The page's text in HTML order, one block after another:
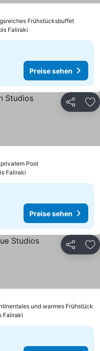
FrühstücksbuffetPreise
Faliraki
Preise sehen
Teilen
Pool
sehen
Faliraki
Preise sehen
Teilen
und warmes Frühstück
sehen
Faliraki